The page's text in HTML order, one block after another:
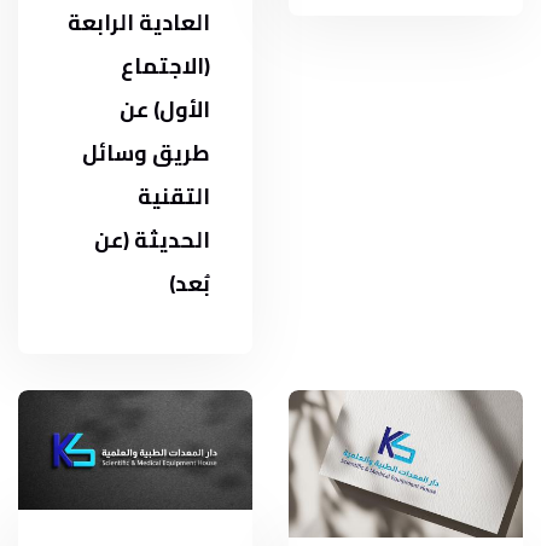
العادية الرابعة
(الاجتماع
الأول) عن
طريق وسائل
التقنية
الحديثة (عن
بُعد)